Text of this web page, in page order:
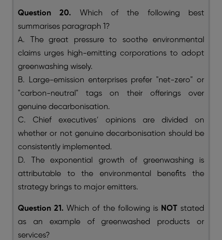
Question 20. Which of the following best
summarises paragraph 1?
A. The great pressure to soothe environmental
claims urges high-emitting corporations to adopt
greenwashing wisely.
B. Large-emission enterprises prefer "net-zero" or
"carbon-neutral" tags on their offerings over
genuine decarbonisation.
C. Chief executives’ opinions are divided on
whether or not genuine decarbonisation should be
consistently implemented.
D. The exponential growth of greenwashing is
attributable to the environmental benefits the
strategy brings to major emitters.
Question 21. Which of the following is NOTstated
as an example of greenwashed products or
services?